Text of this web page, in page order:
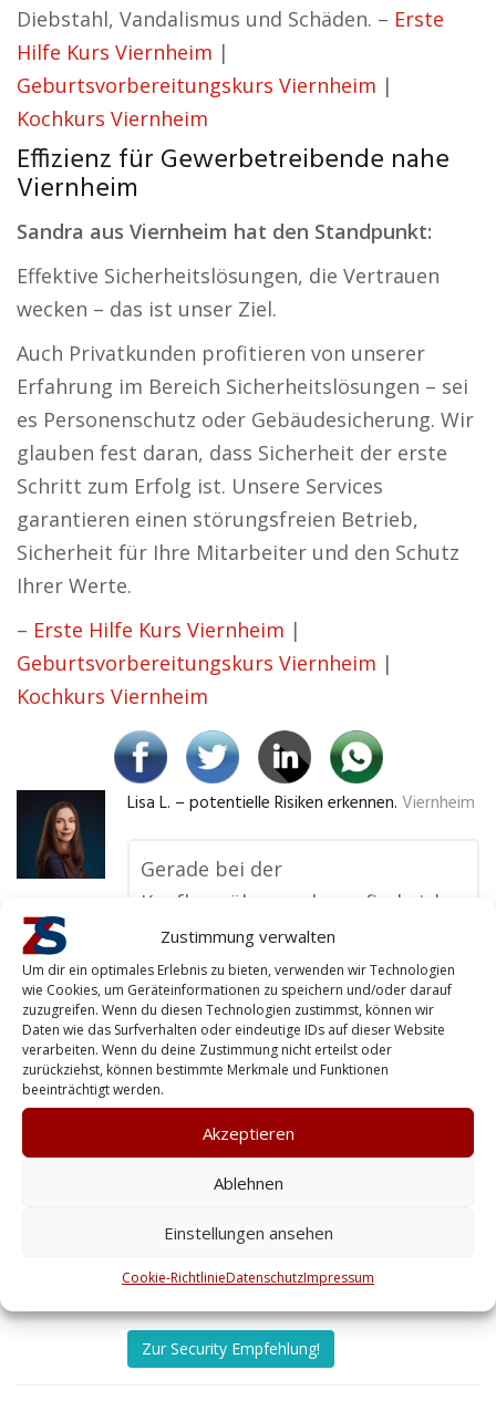
Zustimmung verwalten
Um dir ein optimales Erlebnis zu bieten, verwenden wir Technologien
wie Cookies, um Geräteinformationen zu speichern und/oder darauf
zuzugreifen. Wenn du diesen Technologien zustimmst, können wir
Daten wie das Surfverhalten oder eindeutige IDs auf dieser Website
verarbeiten. Wenn du deine Zustimmung nicht erteilst oder
zurückziehst, können bestimmte Merkmale und Funktionen
beeinträchtigt werden.
Akzeptieren
Ablehnen
Einstellungen ansehen
Cookie-RichtlinieDatenschutzImpressum
Diebstahl, Vandalismus und Schäden. – Erste
Hilfe Kurs Viernheim |
Geburtsvorbereitungskurs Viernheim |
Kochkurs Viernheim
Effizienz für Gewerbetreibende nahe
Viernheim
Sandra aus Viernheim hat den Standpunkt:
Effektive Sicherheitslösungen, die Vertrauen
wecken – das ist unser Ziel.
Auch Privatkunden profitieren von unserer
Erfahrung im Bereich Sicherheitslösungen – sei
es Personenschutz oder Gebäudesicherung. Wir
glauben fest daran, dass Sicherheit der erste
Schritt zum Erfolg ist. Unsere Services
garantieren einen störungsfreien Betrieb,
Sicherheit für Ihre Mitarbeiter und den Schutz
Ihrer Werte.
– Erste Hilfe Kurs Viernheim |
Geburtsvorbereitungskurs Viernheim |
Kochkurs Viernheim
Lisa L. – potentielle Risiken erkennen. Viernheim
Gerade bei der
Kaufhausüberwachung finde ich
es wichtig, auf einen ansässigen
Sicherheitsdienst zu setzen. Die
Mitarbeiter sind oft vertrauter
mit der Umgebung und können
potenzielle Risiken schneller
einschätzen. Seitdem wir einen
regionalen Dienstleister
sondern auch die Mitarbeiter.
No tags for this post.
Zur Security Empfehlung!